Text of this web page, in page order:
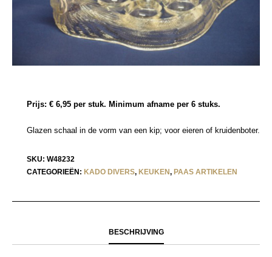
Prijs: € 6,95 per stuk. Minimum afname per 6 stuks.
Glazen schaal in de vorm van een kip; voor eieren of kruidenboter.
SKU: W48232
CATEGORIEËN: KADO DIVERS, KEUKEN, PAAS ARTIKELEN
BESCHRIJVING